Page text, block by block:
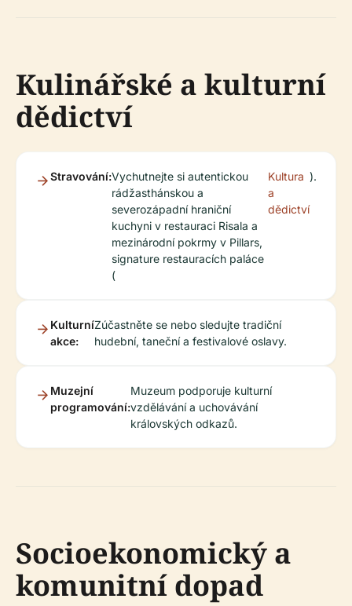
Kulinářské a kulturní
dědictví
Stravování:Vychutnejte si autentickou
rádžasthánskou a
severozápadní hraniční
kuchyni v restauraci Risala a
mezinárodní pokrmy v Pillars,
signature restauracích paláce
(
Kultura
a
dědictví
).
Kulturní
akce:
Zúčastněte se nebo sledujte tradiční
hudební, taneční a festivalové oslavy.
Muzejní
programování:
Muzeum podporuje kulturní
vzdělávání a uchovávání
královských odkazů.
Socioekonomický a
komunitní dopad